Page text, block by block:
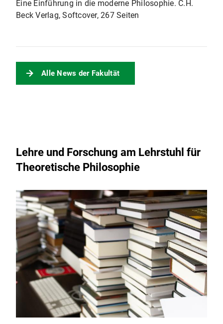
Eine Einführung in die moderne Philosophie. C.H.
Beck Verlag, Softcover, 267 Seiten
Alle News der Fakultät
Lehre und Forschung am Lehrstuhl für
Theoretische Philosophie